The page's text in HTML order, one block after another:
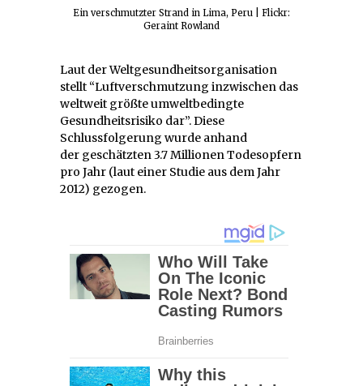
Ein verschmutzter Strand in Lima, Peru | Flickr:
Geraint Rowland
Laut der Weltgesundheitsorganisation
stellt “Luftverschmutzung inzwischen das
weltweit größte umweltbedingte
Gesundheitsrisiko dar”. Diese
Schlussfolgerung wurde anhand
der geschätzten 3.7 Millionen Todesopfern
pro Jahr (laut einer Studie aus dem Jahr
2012) gezogen.